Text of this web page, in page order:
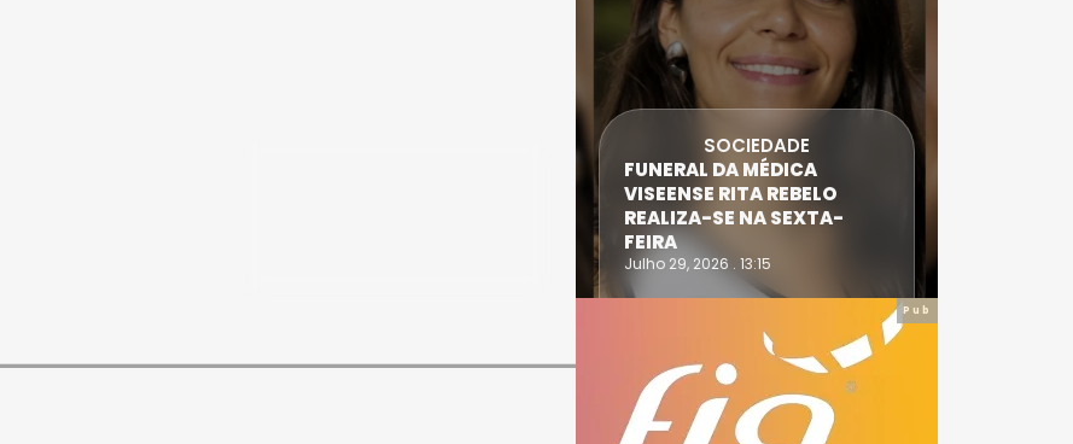
SOCIEDADE
FUNERAL DA MÉDICA
VISEENSE RITA REBELO
REALIZA-SE NA SEXTA-
FEIRA
Julho 29, 2026 . 13:15
Pub